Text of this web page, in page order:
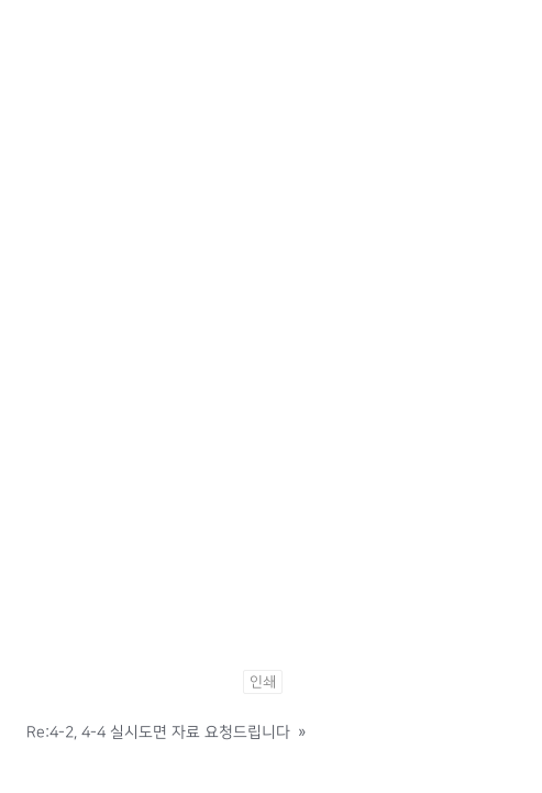
인쇄
Re:4-2, 4-4 실시도면 자료 요청드립니다 »